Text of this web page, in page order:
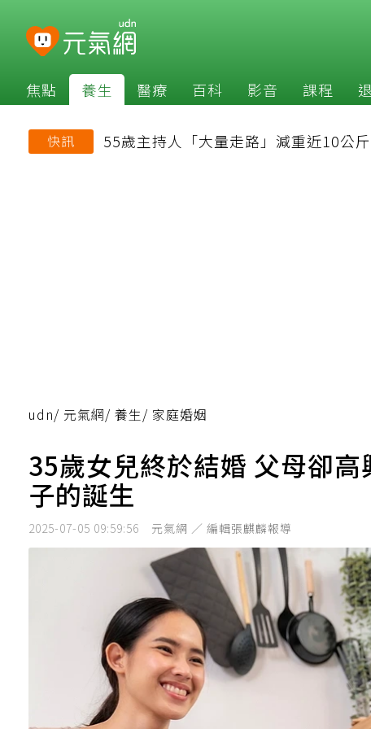
焦點 養生 醫療 百科 影音 課程
快訊 55歲主持人「大量走路」減重近10公
udn/ 元氣網/ 養生/ 家庭婚姻
35歲女兒終於結婚 父母卻
子的誕生
2025-07-05 09:59:56 元氣網 ／ 編輯張麒麟報導